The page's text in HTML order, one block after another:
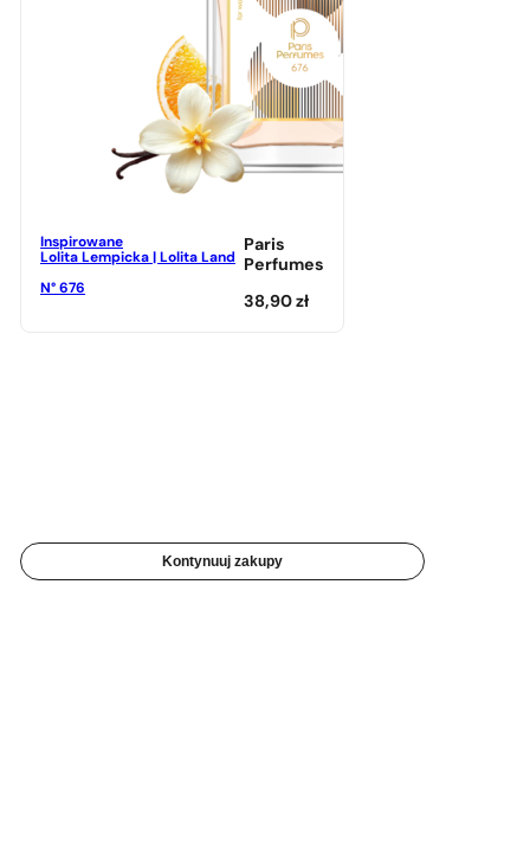
Inspirowane
Lolita Lempicka | Lolita Land
N° 676
Paris
Perfumes
38,90zł
Kontynuuj zakupy